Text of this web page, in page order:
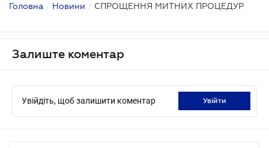
Головна / Новини / СПРОЩЕННЯ МИТНИХ ПРОЦЕДУР
Залиште коментар
Увійдіть, щоб залишити коментар увійти